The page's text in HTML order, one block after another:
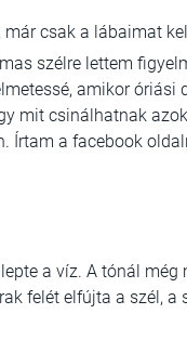
csak a lábaimat
szélre lettem
amikor
mit csinálhatnak
Írtam a facebook
a víz. A tónál
felét elfújta a szél,